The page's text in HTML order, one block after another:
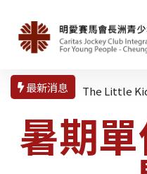
最新消息 The Little
暑期